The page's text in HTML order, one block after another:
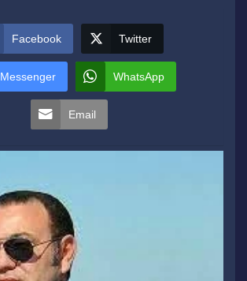
Facebook Twitter
Messenger WhatsApp
Email